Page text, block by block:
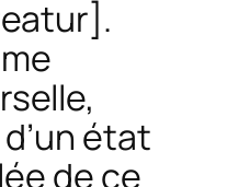
].
état
de ce